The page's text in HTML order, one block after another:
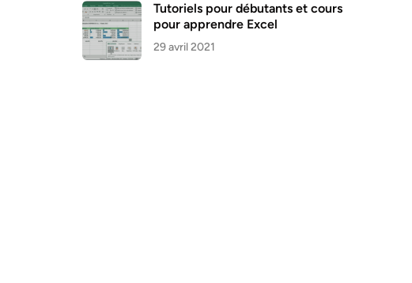
Tutoriels pour débutants et cours
pour apprendre Excel
29 avril 2021